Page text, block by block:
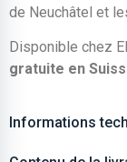
de Neuchâtel et
Disponible chez
gratuite en
Informations